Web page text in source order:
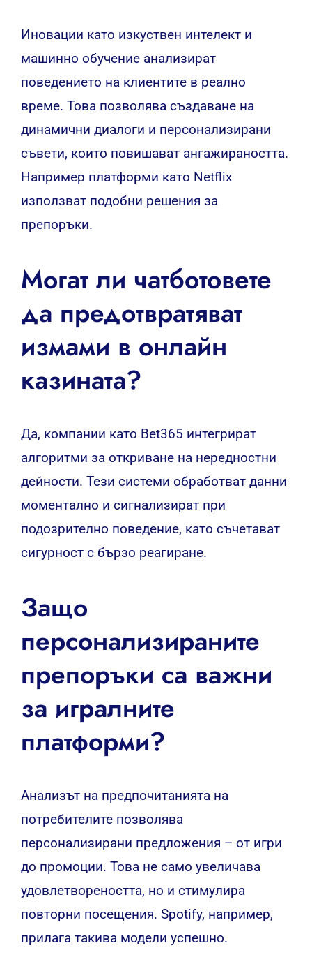
Иновации като изкуствен интелект и
машинно обучение анализират
поведението на клиентите в реално
време. Това позволява създаване на
динамични диалоги и персонализирани
съвети, които повишават ангажираността.
Например платформи като Netflix
използват подобни решения за
препоръки.
Могат ли чатботовете
да предотвратяват
измами в онлайн
казината?
Да, компании като Bet365 интегрират
алгоритми за откриване на нередностни
дейности. Тези системи обработват данни
моментално и сигнализират при
подозрително поведение, като съчетават
сигурност с бързо реагиране.
Защо
персонализираните
препоръки са важни
за игралните
платформи?
Анализът на предпочитанията на
потребителите позволява
персонализирани предложения – от игри
до промоции. Това не само увеличава
удовлетвореността, но и стимулира
повторни посещения. Spotify, например,
прилага такива модели успешно.